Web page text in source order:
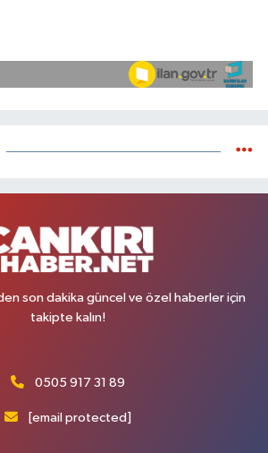
son dakika güncel ve özel haberler için
takipte kalın!
0505 917 31 89
[email protected]